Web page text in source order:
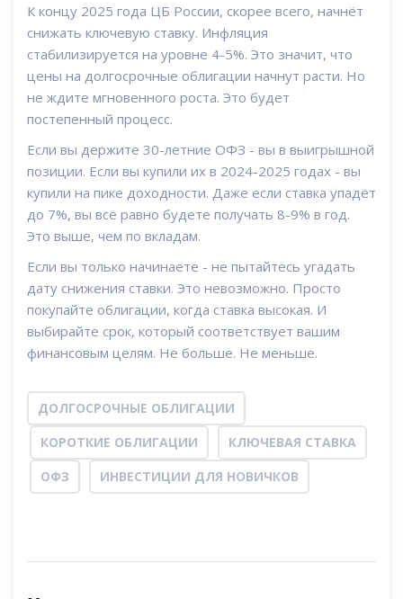
К концу 2025 года ЦБ России, скорее всего, начнёт
снижать ключевую ставку. Инфляция
стабилизируется на уровне 4-5%. Это значит, что
цены на долгосрочные облигации начнут расти. Но
не ждите мгновенного роста. Это будет
постепенный процесс.
Если вы держите 30-летние ОФЗ - вы в выигрышной
позиции. Если вы купили их в 2024-2025 годах - вы
купили на пике доходности. Даже если ставка упадёт
до 7%, вы всё равно будете получать 8-9% в год.
Это выше, чем по вкладам.
Если вы только начинаете - не пытайтесь угадать
дату снижения ставки. Это невозможно. Просто
покупайте облигации, когда ставка высокая. И
выбирайте срок, который соответствует вашим
финансовым целям. Не больше. Не меньше.
ДОЛГОСРОЧНЫЕ ОБЛИГАЦИИ
КОРОТКИЕ ОБЛИГАЦИИ
КЛЮЧЕВАЯ СТАВКА
ОФЗ
ИНВЕСТИЦИИ ДЛЯ НОВИЧКОВ